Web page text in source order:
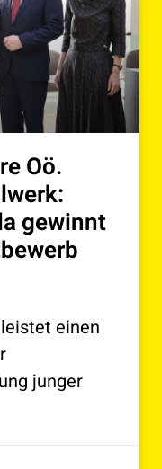
Oö.
gewinnt
einen
junger